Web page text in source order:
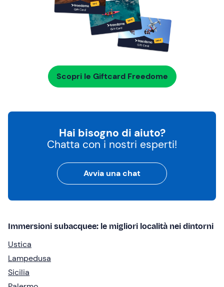
Scopri le Giftcard Freedome
Hai bisogno di aiuto?
Chatta con i nostri esperti!
Avvia una chat
Immersioni subacquee: le migliori località nei dintorni
Ustica
Lampedusa
Sicilia